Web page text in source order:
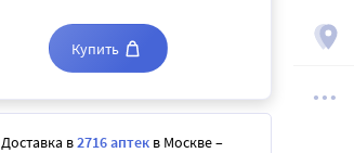
Купить
Доставка в2716 аптек в Москве–